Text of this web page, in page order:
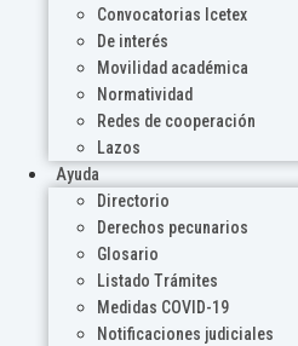
Convocatorias Icetex
De interés
Movilidad académica
Normatividad
Redes de cooperación
Lazos
Ayuda
Directorio
Derechos pecunarios
Glosario
Listado Trámites
Medidas COVID-19
Notificaciones judiciales